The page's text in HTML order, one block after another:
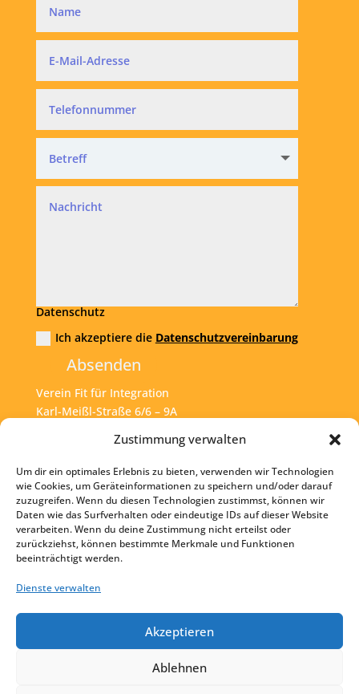
Zustimmung verwalten
Um dir ein optimales Erlebnis zu bieten, verwenden wir Technologien
wie Cookies, um Geräteinformationen zu speichern und/oder darauf
zuzugreifen. Wenn du diesen Technologien zustimmst, können wir
Daten wie das Surfverhalten oder eindeutige IDs auf dieser Website
verarbeiten. Wenn du deine Zustimmung nicht erteilst oder
zurückziehst, können bestimmte Merkmale und Funktionen
beeinträchtigt werden.
Dienste verwalten
Akzeptieren
Ablehnen
Datenschutz
Ich akzeptiere die Datenschutzvereinbarung
Absenden
Verein Fit für Integration
Karl-Meißl-Straße 6/6 – 9A
Tel:+43 1 925 77 46
Mail: office@fit4int.at
Startseite
Kontakt
Impressum